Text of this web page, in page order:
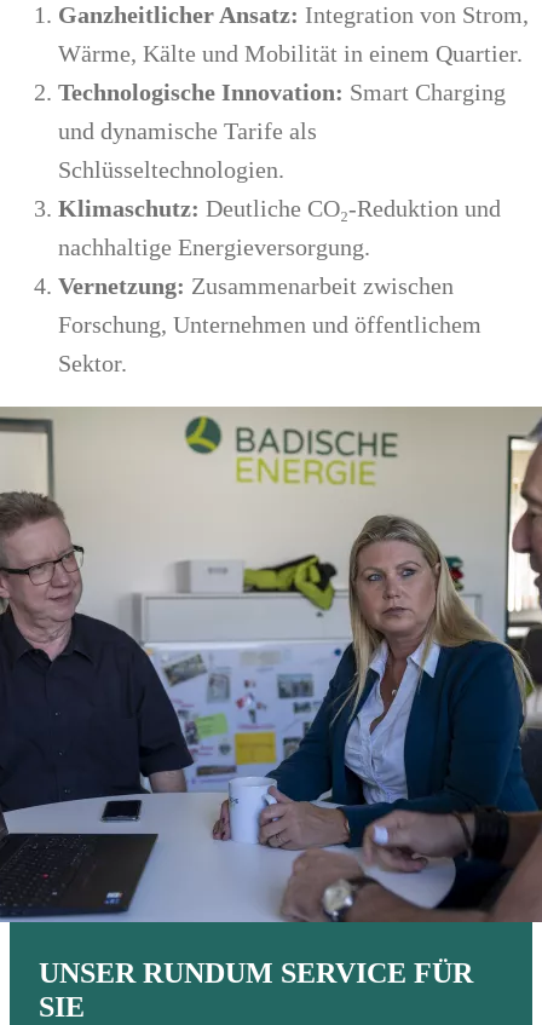
Ganzheitlicher Ansatz: Integration von Strom,
Wärme, Kälte und Mobilität in einem Quartier.
Technologische Innovation: Smart Charging
und dynamische Tarife als
Schlüsseltechnologien.
Klimaschutz: Deutliche CO₂-Reduktion und
nachhaltige Energieversorgung.
Vernetzung: Zusammenarbeit zwischen
Forschung, Unternehmen und öffentlichem
Sektor.
UNSER RUNDUM SERVICE FÜR
SIE